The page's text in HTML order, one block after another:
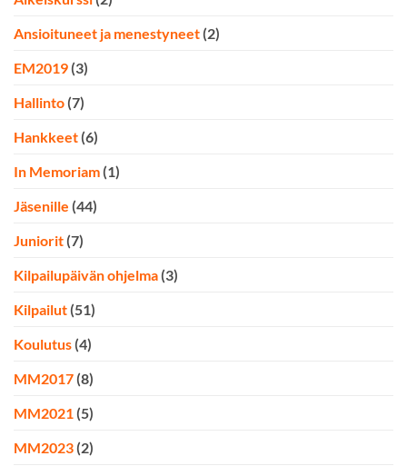
Ansioituneet ja menestyneet (2)
EM2019 (3)
Hallinto (7)
Hankkeet (6)
In Memoriam (1)
Jäsenille (44)
Juniorit (7)
Kilpailupäivän ohjelma (3)
Kilpailut (51)
Koulutus (4)
MM2017 (8)
MM2021 (5)
MM2023 (2)